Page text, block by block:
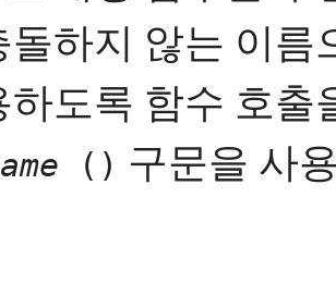
돌하지 않는 이름
하도록 함수 호출
() 구문을 사